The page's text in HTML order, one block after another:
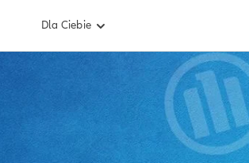
Dla Ciebie